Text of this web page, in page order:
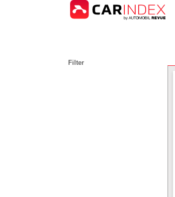
Filter